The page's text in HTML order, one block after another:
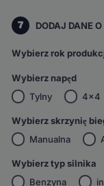
7 DODAJ DANE
Wybierz rok
Wybierz napęd
Tylny
4x4
Wybierz skrzynię
Manualna
Wybierz typ silnika
Benzyna